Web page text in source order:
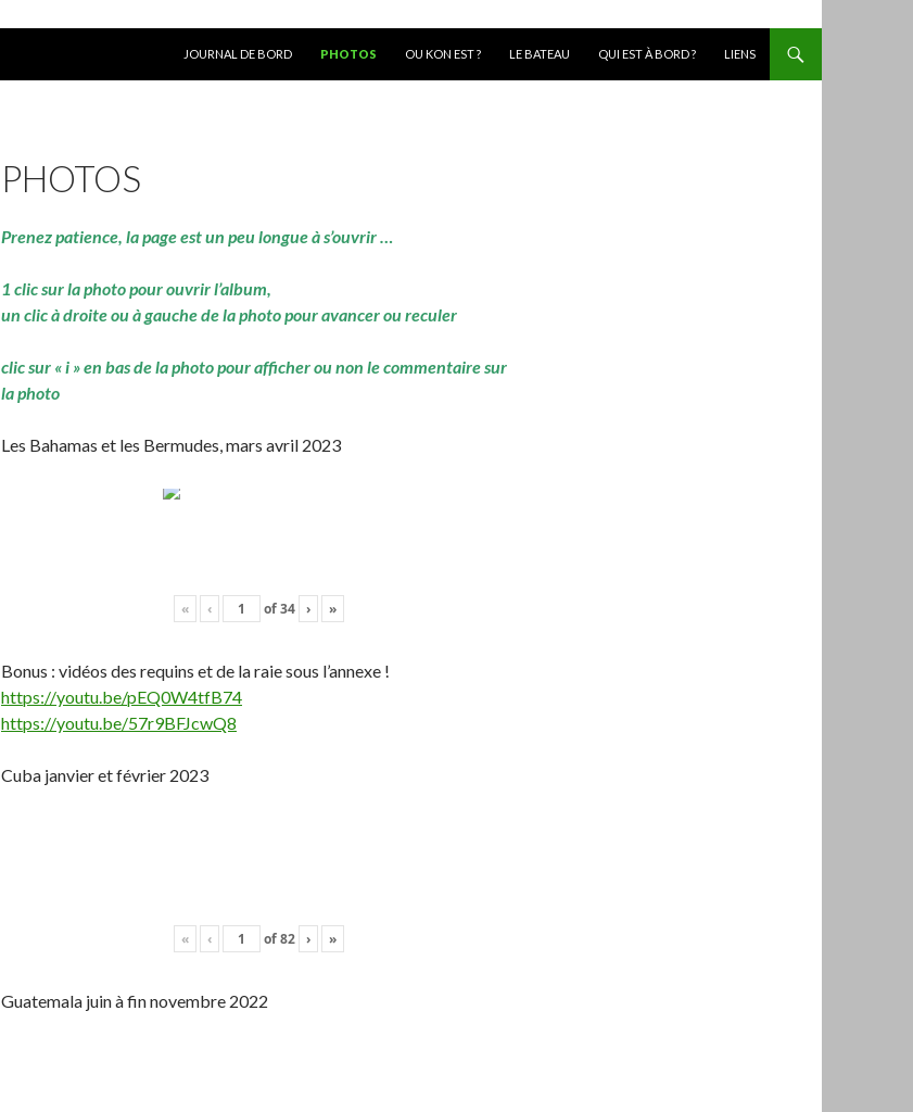
JOURNAL DE BORD
PHOTOS OU KON EST ? LE BATEAU QUI EST À BORD ? LIENS
PHOTOS
Prenez patience, la page est un peu longue à s’ouvrir …
1 clic sur la photo pour ouvrir l’album,
un clic à droite ou à gauche de la photo pour avancer ou reculer
clic sur « i » en bas de la photo pour afficher ou non le commentaire sur
la photo
Les Bahamas et les Bermudes, mars avril 2023
« ‹ of34 › »
Bonus : vidéos des requins et de la raie sous l’annexe !
https://youtu.be/pEQ0W4tfB74
https://youtu.be/57r9BFJcwQ8
Cuba janvier et février 2023
« ‹ of82 › »
Guatemala juin à fin novembre 2022